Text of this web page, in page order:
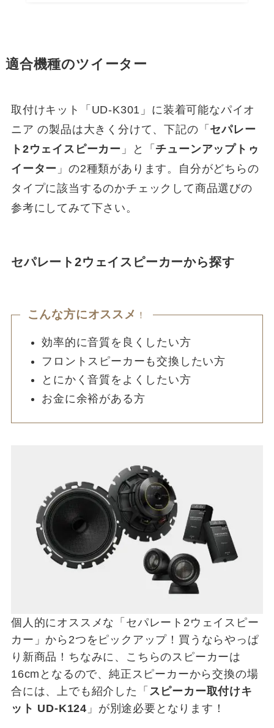
適合機種のツイーター
取付けキット「UD-K301」に装着可能なパイオ
ニア の製品は大きく分けて、下記の「 セパレー
ト2ウェイスピーカー 」と「 チューンアップトゥ
イーター 」の2種類があります。自分がどちらの
タイプに該当するのかチェックして商品選びの
参考にしてみて下さい。
セパレート2ウェイスピーカーから探す
こんな方にオススメ ！
効率的に音質を良くしたい方
フロントスピーカーも交換したい方
とにかく音質をよくしたい方
お金に余裕がある方
個人的にオススメな「セパレート2ウェイスピー
カー」から2つをピックアップ！買うならやっぱ
り新商品！ちなみに、こちらのスピーカーは
16cmとなるので、純正スピーカーから交換の場
合には、上でも紹介した「 スピーカー取付けキ
ット UD-K124 」が別途必要となります！